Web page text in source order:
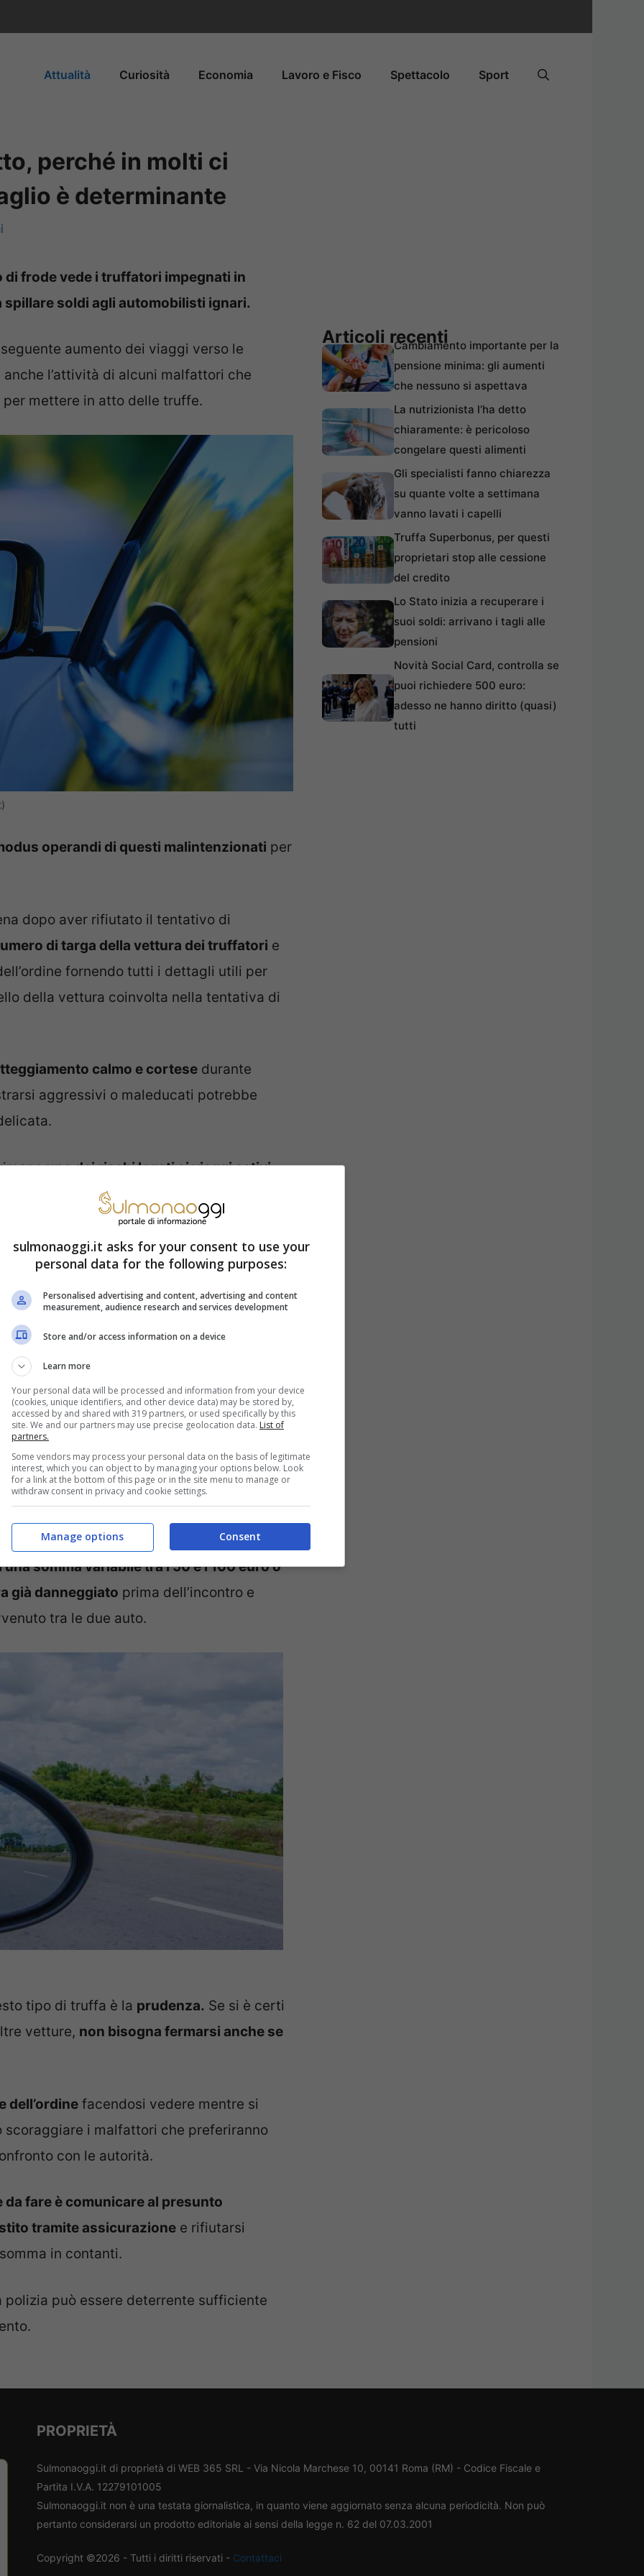
Attualità Curiosità Economia Lavoro e Fisco Spettacolo Sport
perché in molti ci
è determinante
di frode vede i truffatori impegnati in
spillare soldi agli automobilisti ignari.
aumento dei viaggi verso le
l’attività di alcuni malfattori che
mettere in atto delle truffe.
operandi di questi malintenzionati per
dopo aver rifiutato il tentativo di
di targa della vettura dei truffatori e
fornendo tutti i dettagli utili per
della vettura coinvolta nella tentativa di
calmo e cortese durante
aggressivi o maleducati potrebbe
uno dei rischi legati ai viaggi estivi
malintenzionati e seguendo alcuni
nel caso ci si trovi coinvolti in una
efficacemente da possibili frodied
il proprio viaggio.
Pericolo Estivo sulle
lo stesso schema:
auto, solitamente sulle portiere laterali.
della vittima accusandola di aver
una risoluzione bonaria del problema
somma variabile tra i 50 e i 100 euro o
già danneggiato prima dell’incontro e
tra le due auto.
tipo di truffa è la prudenza. Se si è certi
vetture, non bisogna fermarsi anche se
dell’ordine facendosi vedere mentre si
i malfattori che preferiranno
con le autorità.
da fare è comunicare al presunto
tramite assicurazione e rifiutarsi
in contanti.
può essere deterrente sufficiente
Articoli recentiCambiamento importante per la
pensione minima: gli aumenti
che nessuno si aspettava
La nutrizionista l’ha detto
chiaramente: è pericoloso
congelare questi alimenti
Gli specialisti fanno chiarezza
su quante volte a settimana
vanno lavati i capelli
Truffa Superbonus, per questi
proprietari stop alle cessione
del credito
Lo Stato inizia a recuperare i
suoi soldi: arrivano i tagli alle
pensioni
Novità Social Card, controlla se
puoi richiedere 500 euro:
adesso ne hanno diritto (quasi)
tutti
PROPRIETÀ
Sulmonaoggi.it di proprietà di WEB 365 SRL - Via Nicola Marchese 10, 00141 Roma (RM) - Codice Fiscale e
Partita I.V.A. 12279101005
Sulmonaoggi.it non è una testata giornalistica, in quanto viene aggiornato senza alcuna periodicità. Non può
pertanto considerarsi un prodotto editoriale ai sensi della legge n. 62 del 07.03.2001
Copyright ©2026 - Tutti i diritti riservati - Contattaci
sulmonaoggi.it asks for your consent to use your
personal data for the following purposes:
Personalised advertising and content, advertising and content
measurement, audience research and services development
Store and/or access information on a device
Learn more
Your personal data will be processed and information from your device
(cookies, unique identifiers, and other device data) may be stored by,
accessed by and shared with 319 partners, or used specifically by this
site. We and our partners may use precise geolocation data. List of
partners.
Some vendors may process your personal data on the basis of legitimate
interest, which you can object to by managing your options below. Look
for a link at the bottom of this page or in the site menu to manage or
withdraw consent in privacy and cookie settings.
Consent
Manage options